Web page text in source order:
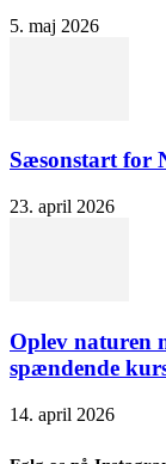
5. maj 2026
Sæsonstart for
23. april 2026
Oplev naturen
spændende
14. april 2026